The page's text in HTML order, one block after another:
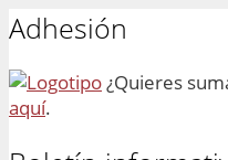
Adhesión
¿Quieres
aquí.